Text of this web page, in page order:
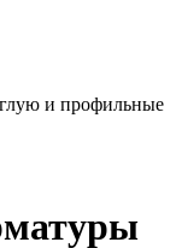
и профильные